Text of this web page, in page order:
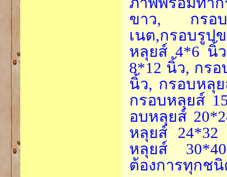
ขาว, กรอบห
เนต,กรอบรู
หลุยส์ 4*6 นิ้
8*12 นิ้ว, กร
นิ้ว, กรอบหลุ
กรอบหลุยส์
อบหลุยส์
หลุยส์
หลุยส์
ต้องการทุกช